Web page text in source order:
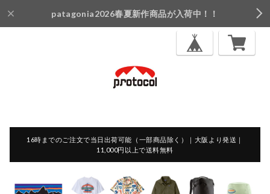
patagonia2026春夏新作商品が入荷中！！
16時までのご注文で当日出荷可能（一部商品除く）｜大阪より発送｜
11,000円以上で送料無料